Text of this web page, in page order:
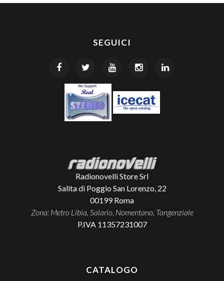
SEGUICI
Radionovelli Store Srl
Salita di Poggio San Lorenzo, 22
00199 Roma
Zona: Metro Libia, Salario, Nomentano, Tangenziale
P.IVA 11357231007
CATALOGO